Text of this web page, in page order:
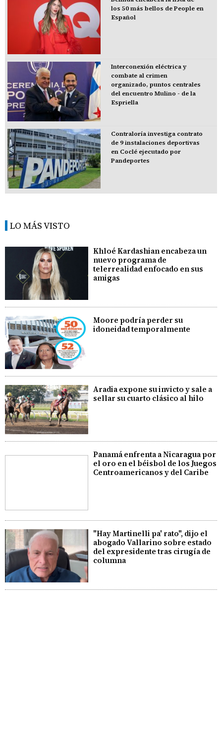
los 50 más bellos de People en
Español
Interconexión eléctrica y
combate al crimen
organizado, puntos centrales
del encuentro Mulino - de la
Espriella
Contraloría investiga contrato
de 9 instalaciones deportivas
en Coclé ejecutado por
Pandeportes
LO MÁS VISTO
Khloé Kardashian encabeza un
nuevo programa de
telerrealidad enfocado en sus
amigas
Moore podría perder su
idoneidad temporalmente
Aradia expone su invicto y sale a
sellar su cuarto clásico al hilo
Panamá enfrenta a Nicaragua por
el oro en el béisbol de los Juegos
Centroamericanos y del Caribe
"Hay Martinelli pa' rato", dijo el
abogado Vallarino sobre estado
del expresidente tras cirugía de
columna